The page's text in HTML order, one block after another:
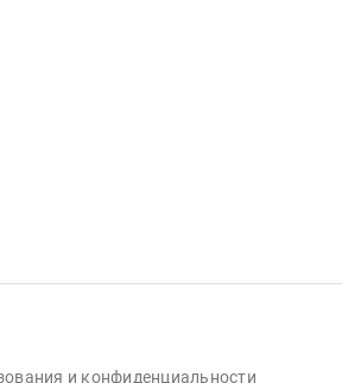
и конфиденциальности